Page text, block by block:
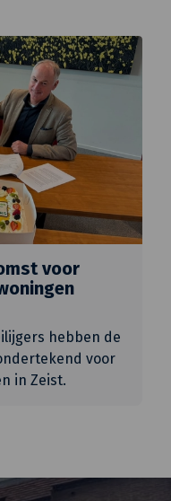
voor
hebben de
voor
in Zeist.